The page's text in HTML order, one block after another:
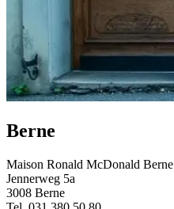
Berne
Maison Ronald McDonald Berne
Jennerweg 5a
3008 Berne